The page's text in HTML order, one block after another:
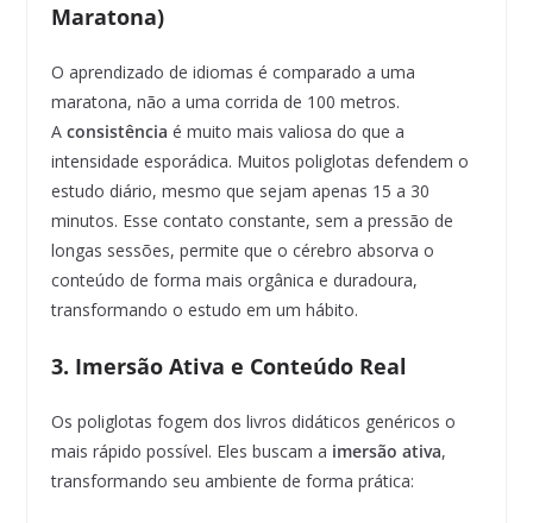
Maratona)
O aprendizado de idiomas é comparado a uma
maratona, não a uma corrida de 100 metros.
A consistência é muito mais valiosa do que a
intensidade esporádica. Muitos poliglotas defendem o
estudo diário, mesmo que sejam apenas 15 a 30
minutos. Esse contato constante, sem a pressão de
longas sessões, permite que o cérebro absorva o
conteúdo de forma mais orgânica e duradoura,
transformando o estudo em um hábito.
3. Imersão Ativa e Conteúdo Real
Os poliglotas fogem dos livros didáticos genéricos o
mais rápido possível. Eles buscam a imersão ativa,
transformando seu ambiente de forma prática: